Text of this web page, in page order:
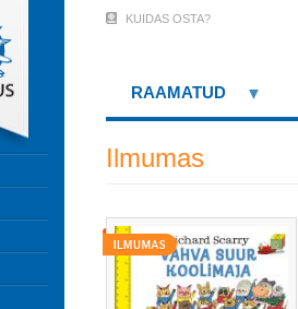
Menu
(logged
KUIDAS OSTA?
RAAMATUD
Ilmumas